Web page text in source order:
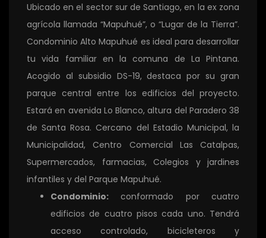
Ubicado en el sector sur de Santiago, en la ex zona
agrícola llamada “Mapuhué”, o “Lugar de la Tierra”.
Condominio Alto Mapuhué es ideal para desarrollar
tu vida familiar en la comuna de La Pintana.
Acogido al subsidio DS-19, destaca por su gran
parque central entre los edificios del proyecto.
Estará en avenida Lo Blanco, altura del Paradero 38
de Santa Rosa. Cercano del Estadio Municipal, la
Municipalidad, Centro Comercial Las Catalpas,
Supermercados, farmacias, Colegios y jardines
infantiles y del Parque Mapuhué.
Condominio: conformado por cuatro
edificios de cuatro pisos cada uno. Tendrá
acceso controlado, bicicleteros y